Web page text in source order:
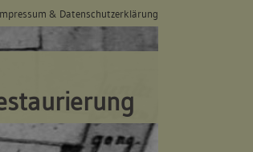
& Datenschutzerklärung